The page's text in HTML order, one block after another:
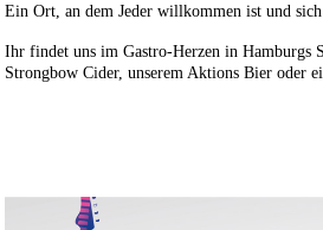
Ein Ort, an dem Jeder willkommen ist und
Ihr findet uns im Gastro-Herzen in Hamburgs
Strongbow Cider, unserem Aktions Bier oder